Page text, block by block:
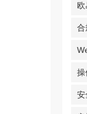
欧
合
操
安